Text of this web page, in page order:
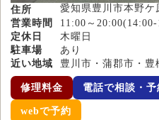
住所
愛知県豊川市本野ケ
営業時間
11:00～
定休日
木曜日
駐車場
あり
近い地域
豊川市・蒲郡市・
修理料金 電話で相談・予
webで予約